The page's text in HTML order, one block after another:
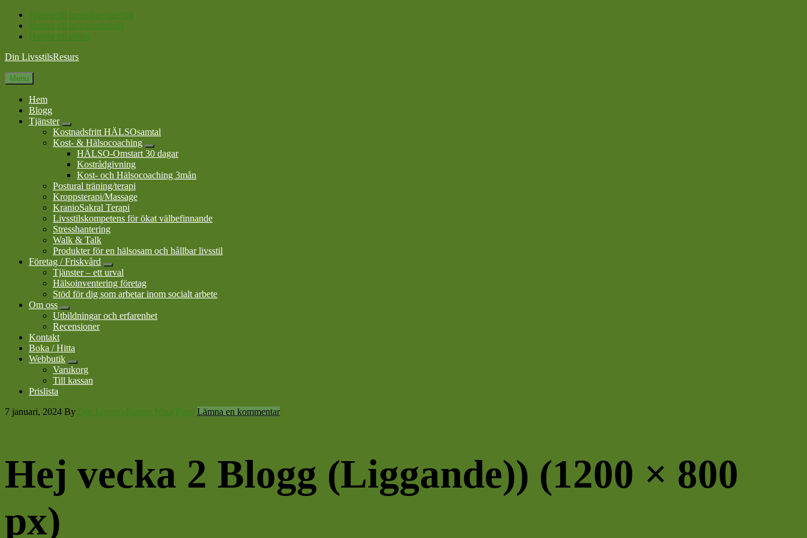
Hoppa till huvudnavigering
Hoppa till huvudinnehåll
Hoppa till sidfot
Din LivsstilsResurs
Menu
Hem
Blogg
Tjänster
Submenu
Kostnadsfritt HÄLSOsamtal
Kost- & Hälsocoaching
Submenu
HÄLSO-Omstart 30 dagar
Kostrådgivning
Kost- och Hälsocoaching 3mån
Postural träning/terapi
Kroppsterapi/Massage
KranioSakral Terapi
Livsstilskompetens för ökat välbefinnande
Stresshantering
Walk & Talk
Produkter för en hälsosam och hållbar livsstil
Företag / Friskvård
Submenu
Tjänster – ett urval
Hälsoinventering företag
Stöd för dig som arbetar inom socialt arbete
Om oss
Submenu
Utbildningar och erfarenhet
Recensioner
Kontakt
Boka / Hitta
Webbutik
Submenu
Varukorg
Till kassan
Prislista
7 januari, 2024 By Din LivsstilsResurs Nina Plato Lämna en kommentar
Hej vecka 2 Blogg (Liggande)) (1200 × 800
px)